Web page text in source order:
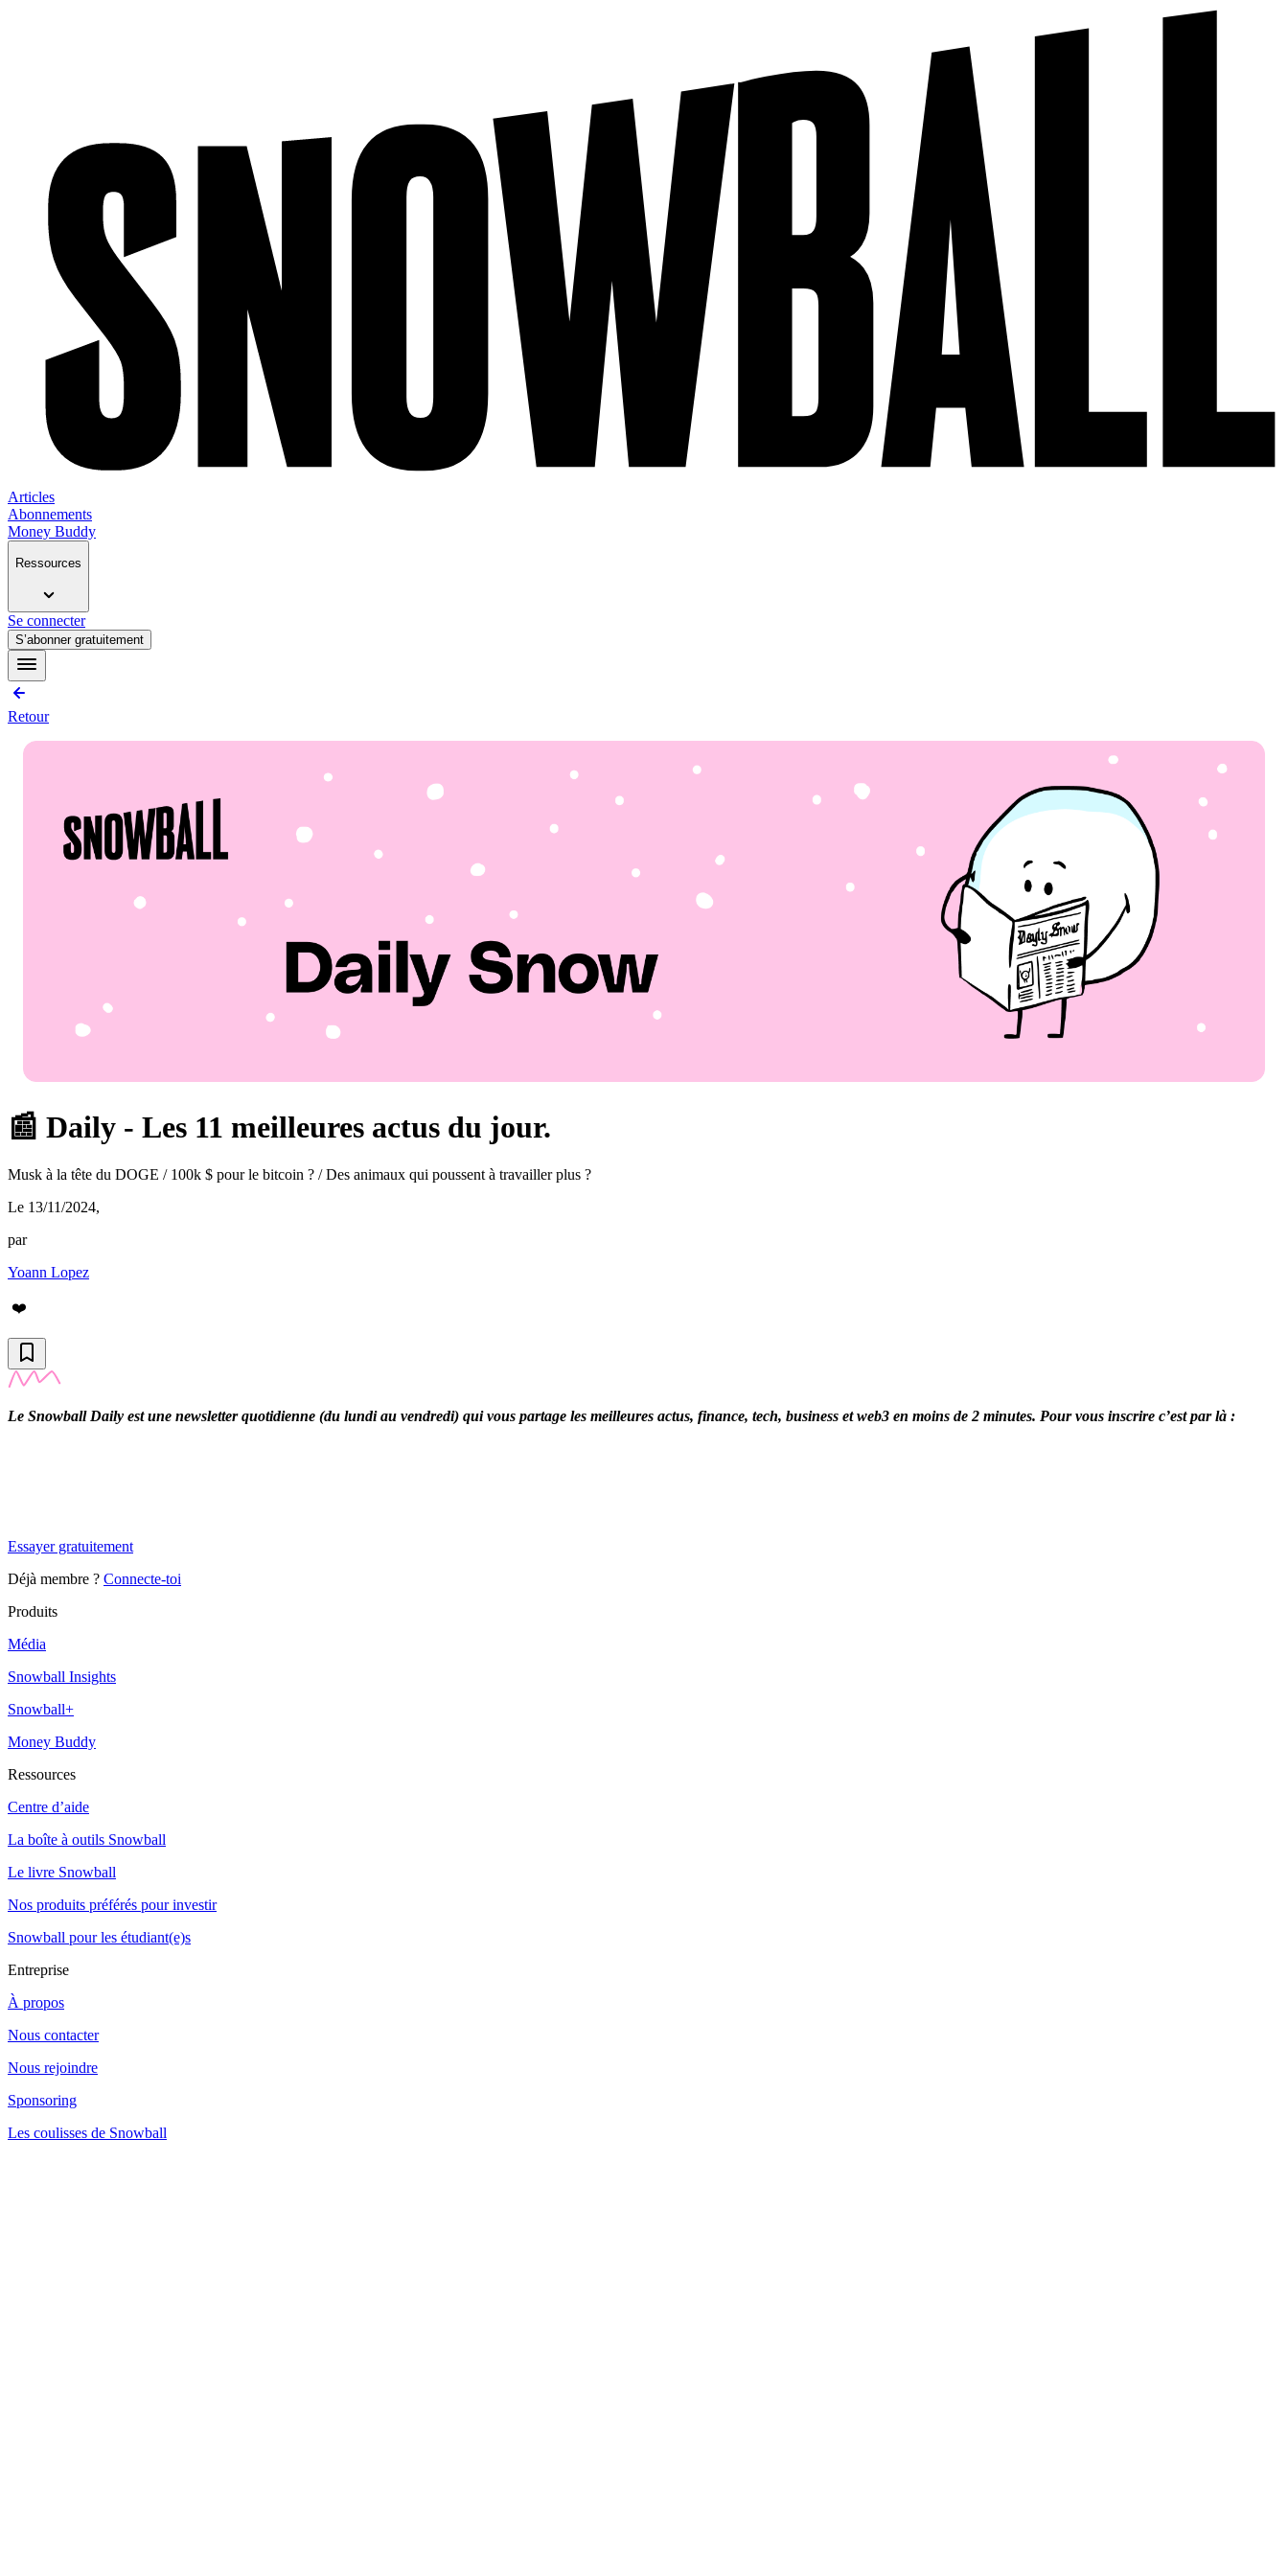
Articles
Abonnements
Money Buddy
Ressources
Se connecter
S’abonner gratuitement
Retour
📰 Daily - Les 11 meilleures actus du jour.
Musk à la tête du DOGE / 100k $ pour le bitcoin ? / Des animaux qui poussent à travailler plus ?
Le 13/11/2024,
par
Yoann Lopez
❤️
Le Snowball Daily est une newsletter quotidienne (du lundi au vendredi) qui vous partage les meilleures actus, finance, tech, business et web3 en moins de 2 minutes. Pour vous inscrire c’est par là :
Essayer gratuitement
Déjà membre ? Connecte-toi
Produits
Média
Snowball Insights
Snowball+
Money Buddy
Ressources
Centre d’aide
La boîte à outils Snowball
Le livre Snowball
Nos produits préférés pour investir
Snowball pour les étudiant(e)s
Entreprise
À propos
Nous contacter
Nous rejoindre
Sponsoring
Les coulisses de Snowball